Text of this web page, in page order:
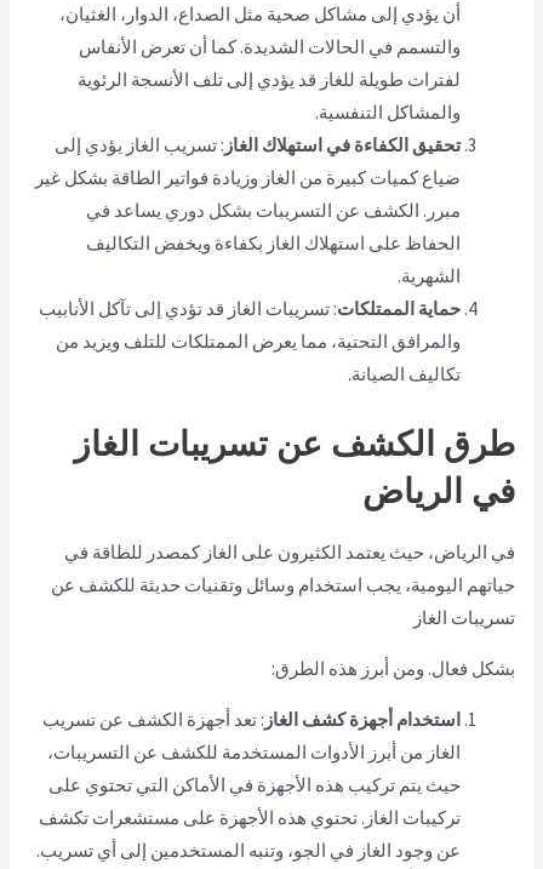
أن يؤدي إلى مشاكل صحية مثل الصداع، الدوار، الغثيان،
والتسمم في الحالات الشديدة. كما أن تعرض الأنفاس
لفترات طويلة للغاز قد يؤدي إلى تلف الأنسجة الرئوية
والمشاكل التنفسية.
تحقيق الكفاءة في استهلاك الغاز : تسريب الغاز يؤدي إلى
ضياع كميات كبيرة من الغاز وزيادة فواتير الطاقة بشكل غير
مبرر. الكشف عن التسريبات بشكل دوري يساعد في
الحفاظ على استهلاك الغاز بكفاءة ويخفض التكاليف
الشهرية.
حماية الممتلكات: تسريبات الغاز قد تؤدي إلى تآكل الأنابيب
والمرافق التحتية، مما يعرض الممتلكات للتلف ويزيد من
تكاليف الصيانة.
طرق الكشف عن تسريبات الغاز
في الرياض
في الرياض، حيث يعتمد الكثيرون على الغاز كمصدر للطاقة في
حياتهم اليومية، يجب استخدام وسائل وتقنيات حديثة للكشف عن
تسريبات الغاز
بشكل فعال. ومن أبرز هذه الطرق:
استخدام أجهزة كشف الغاز : تعد أجهزة الكشف عن تسريب
الغاز من أبرز الأدوات المستخدمة للكشف عن التسريبات،
حيث يتم تركيب هذه الأجهزة في الأماكن التي تحتوي على
تركيبات الغاز. تحتوي هذه الأجهزة على مستشعرات تكشف
عن وجود الغاز في الجو، وتنبه المستخدمين إلى أي تسريب.